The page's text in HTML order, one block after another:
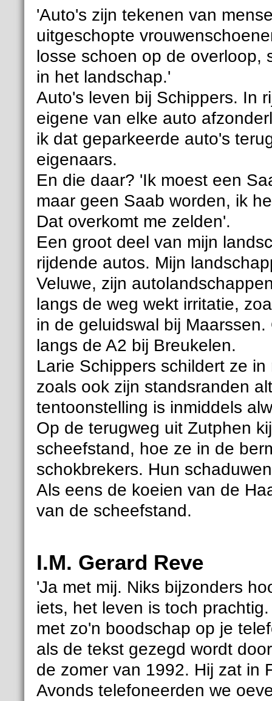
'Auto's zijn tekenen van
uitgeschopte
losse schoen op de overloop,
in het landschap.'
Auto's leven bij Schippers. In
eigene van elke auto
ik dat geparkeerde auto's
eigenaars.
En die daar? 'Ik moest een
maar geen Saab worden, ik
Dat overkomt me zelden'.
Een groot deel van mijn
rijdende autos. Mijn
Veluwe, zijn
langs de weg wekt irritatie,
in de geluidswal bij
langs de A2 bij Breukelen.
Larie Schippers schildert ze
zoals ook zijn standsranden
tentoonstelling is inmiddels
Op de terugweg uit Zutphen
scheefstand, hoe ze in de
schokbrekers. Hun
Als eens de koeien van de
van de scheefstand.
I.M. Gerard Reve
'Ja met mij. Niks bijzonders
iets, het leven is toch
met zo'n boodschap op je
als de tekst gezegd wordt
de zomer van 1992. Hij zat in
Avonds telefoneerden we